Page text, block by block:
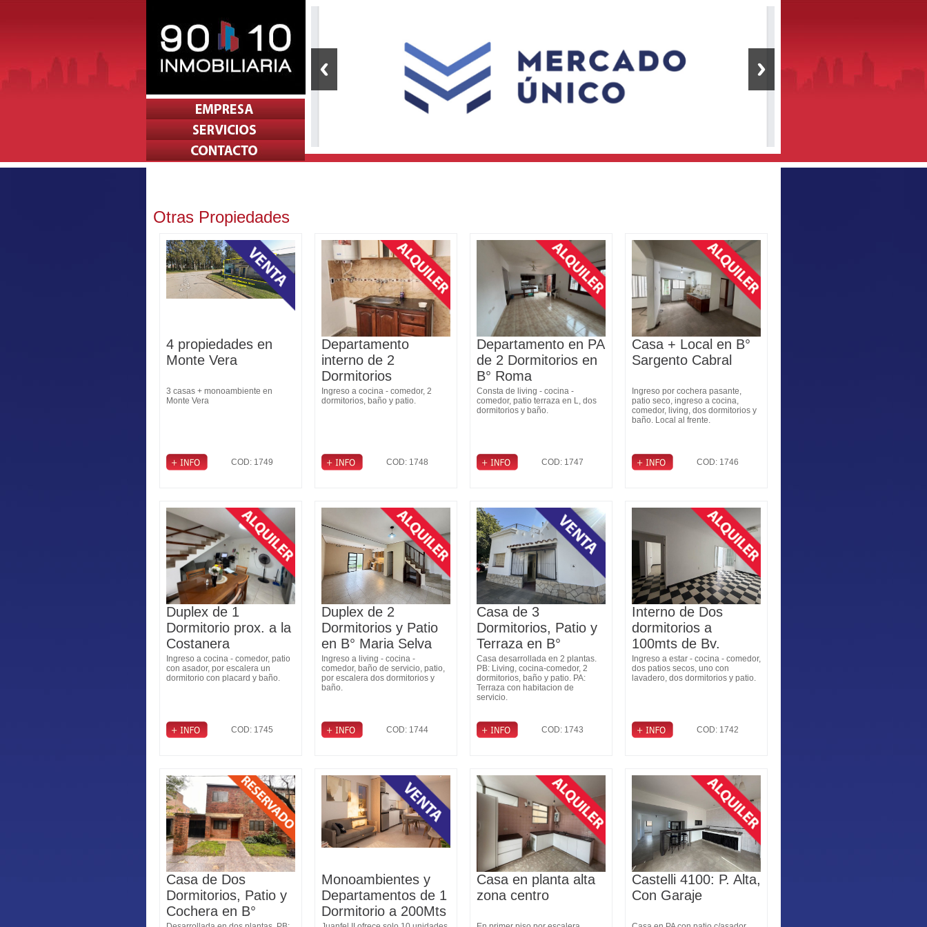
Otras Propiedades
4 propiedades en
Monte Vera
3 casas + monoambiente en
Monte Vera
COD: 1749
Departamento
interno de 2
Dormitorios
Ingreso a cocina - comedor, 2
dormitorios, baño y patio.
COD: 1748
Departamento en PA
de 2 Dormitorios en
B° Roma
Consta de living - cocina -
comedor, patio terraza en L, dos
dormitorios y baño.
COD: 1747
Casa + Local en B°
Sargento Cabral
Ingreso por cochera pasante,
patio seco, ingreso a cocina,
comedor, living, dos dormitorios y
baño. Local al frente.
COD: 1746
Duplex de 1
Dormitorio prox. a la
Costanera
Ingreso a cocina - comedor, patio
con asador, por escalera un
dormitorio con placard y baño.
COD: 1745
Duplex de 2
Dormitorios y Patio
en B° Maria Selva
Ingreso a living - cocina -
comedor, baño de servicio, patio,
por escalera dos dormitorios y
baño.
COD: 1744
Casa de 3
Dormitorios, Patio y
Terraza en B°
Fomento 9 de Julio
Casa desarrollada en 2 plantas.
PB: Living, cocina-comedor, 2
dormitorios, baño y patio. PA:
Terraza con habitacion de
servicio.
COD: 1743
Interno de Dos
dormitorios a
100mts de Bv.
Pellegrini
Ingreso a estar - cocina - comedor,
dos patios secos, uno con
lavadero, dos dormitorios y patio.
COD: 1742
Casa de Dos
Dormitorios, Patio y
Cochera en B°
Monoambientes y
Departamentos de 1
Dormitorio a 200Mts
Casa en planta alta
zona centro
Castelli 4100: P. Alta,
Con Garaje